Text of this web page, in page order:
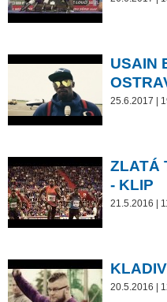
USAIN
25.6.2017 |
ZLATÁ
- KLIP
21.5.2016 |
20.5.2016 |